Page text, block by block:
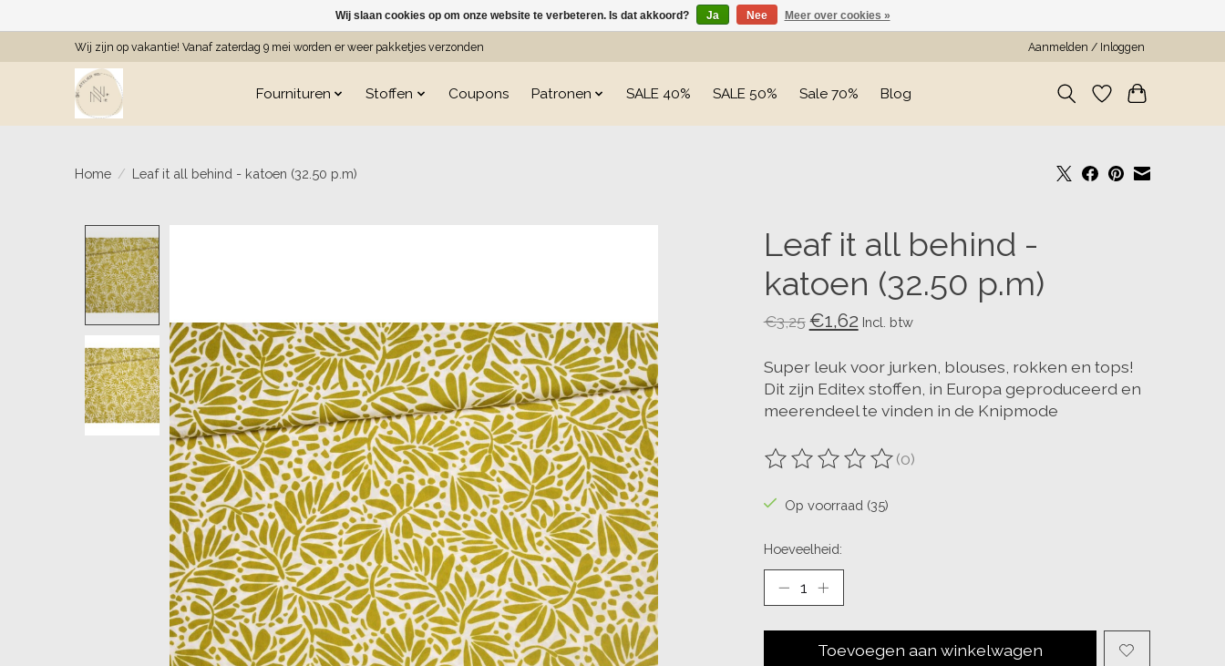
Wij zijn op vakantie! Vanaf zaterdag 9 mei worden er weer pakketjes verzonden Aanmelden / Inloggen
Fournituren Stoffen Coupons Patronen SALE 40% SALE 50% Sale 70% Blog
Home / Leaf it all behind - katoen (32.50 p.m)
Leaf it all behind -
katoen (32.50 p.m)
€3,25 €1,62 Incl. btw
Super leuk voor jurken, blouses, rokken en tops!
Dit zijn Editex stoffen, in Europa geproduceerd en
meerendeel te vinden in de Knipmode
De beoordeling van dit product is
(0)
Op voorraad (35)
Hoeveelheid:
Toevoegen aan winkelwagen
Wij slaan cookies op om onze website te verbeteren. Is dat akkoord? Ja Nee Meer over cookies »